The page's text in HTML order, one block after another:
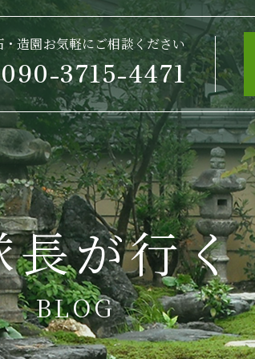
・造園お気軽にご相談ください
090-3715-4471
長が行く
BLOG